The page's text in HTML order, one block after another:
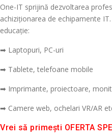
One-IT sprijină dezvoltarea
achiziționarea de echipamente
educație:
➡ Laptopuri, PC-uri
➡ Tablete, telefoane mobile
➡ Imprimante, proiectoare,
➡ Camere web, ochelari VR/AR
Vrei să primești OFERTA